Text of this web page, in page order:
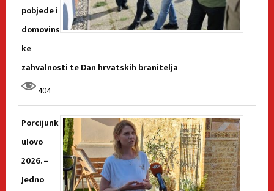
pobjede i
domovins
ke
zahvalnosti te Dan hrvatskih branitelja
404
Porcijunk
ulovo
2026. –
Jedno